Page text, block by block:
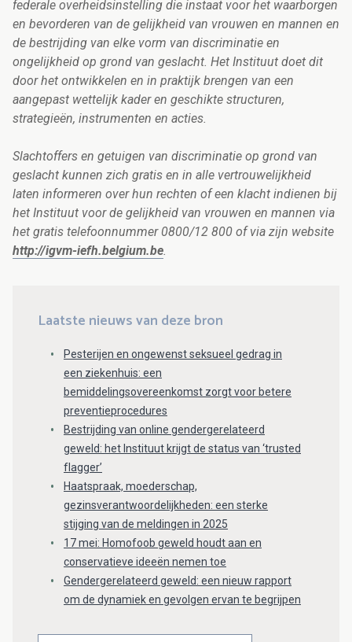
federale overheidsinstelling die instaat voor het waarborgen
en bevorderen van de gelijkheid van vrouwen en mannen en
de bestrijding van elke vorm van discriminatie en
ongelijkheid op grond van geslacht. Het Instituut doet dit
door het ontwikkelen en in praktijk brengen van een
aangepast wettelijk kader en geschikte structuren,
strategieën, instrumenten en acties.
Slachtoffers en getuigen van discriminatie op grond van
geslacht kunnen zich gratis en in alle vertrouwelijkheid
laten informeren over hun rechten of een klacht indienen bij
het Instituut voor de gelijkheid van vrouwen en mannen via
het gratis telefoonnummer 0800/12 800 of via zijn website
http://igvm-iefh.belgium.be.
Laatste nieuws van deze bron
Pesterijen en ongewenst seksueel gedrag in
een ziekenhuis: een
bemiddelingsovereenkomst zorgt voor betere
preventieprocedures
Bestrijding van online gendergerelateerd
geweld: het Instituut krijgt de status van ‘trusted
flagger’
Haatspraak, moederschap,
gezinsverantwoordelijkheden: een sterke
stijging van de meldingen in 2025
17 mei: Homofoob geweld houdt aan en
conservatieve ideeën nemen toe
Gendergerelateerd geweld: een nieuw rapport
om de dynamiek en gevolgen ervan te begrijpen